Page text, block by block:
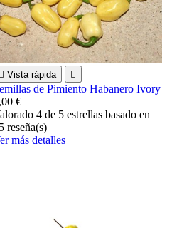
 Vista rápida 
de Pimiento Habanero Ivory
€
4de 5 estrellas basado en
reseña(s)
más detalles